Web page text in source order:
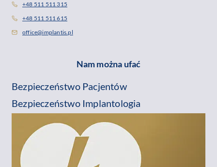
+48 511 511 315
+48 511 511 615
office@implantis.pl
Nam można ufać
Bezpieczeństwo Pacjentów
Bezpieczeństwo Implantologia